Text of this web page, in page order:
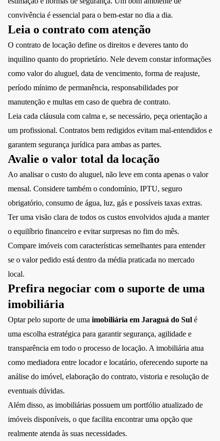
convivência é essencial para o bem-estar no dia a dia.
Leia o contrato com atenção
O contrato de locação define os direitos e deveres tanto do
inquilino quanto do proprietário. Nele devem constar informações
como valor do aluguel, data de vencimento, forma de reajuste,
período mínimo de permanência, responsabilidades por
manutenção e multas em caso de quebra de contrato.
Leia cada cláusula com calma e, se necessário, peça orientação a
um profissional. Contratos bem redigidos evitam mal-entendidos e
garantem segurança jurídica para ambas as partes.
Avalie o valor total da locação
Ao analisar o custo do aluguel, não leve em conta apenas o valor
mensal. Considere também o condomínio, IPTU, seguro
obrigatório, consumo de água, luz, gás e possíveis taxas extras.
Ter uma visão clara de todos os custos envolvidos ajuda a manter
o equilíbrio financeiro e evitar surpresas no fim do mês.
Compare imóveis com características semelhantes para entender
se o valor pedido está dentro da média praticada no mercado
local.
Prefira negociar com o suporte de uma
imobiliária
Optar pelo suporte de uma imobiliária em Jaraguá do Sul é
uma escolha estratégica para garantir segurança, agilidade e
transparência em todo o processo de locação. A imobiliária atua
como mediadora entre locador e locatário, oferecendo suporte na
análise do imóvel, elaboração do contrato, vistoria e resolução de
eventuais dúvidas.
Além disso, as imobiliárias possuem um portfólio atualizado de
imóveis disponíveis, o que facilita encontrar uma opção que
realmente atenda às suas necessidades.